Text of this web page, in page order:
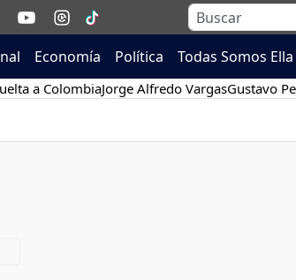
Economía Política Todas Somos Ella
a ColombiaJorge Alfredo VargasGustavo